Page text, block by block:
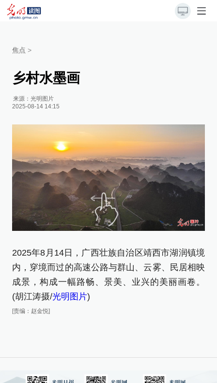
焦点 >
乡村水墨画
来源：光明图片
2025-08-14 14:15
2025年8月14日，广西壮族自治区靖西市湖润镇境
内，穿境而过的高速公路与群山、云雾、民居相映
成景，构成一幅路畅、景美、业兴的美丽画卷。
(胡江涛摄/光明图片)
[责编：赵金悦]